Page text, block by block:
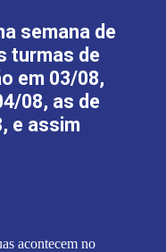
semana de
turmas de
em 03/08,
08, as de
e assim
acontecem no